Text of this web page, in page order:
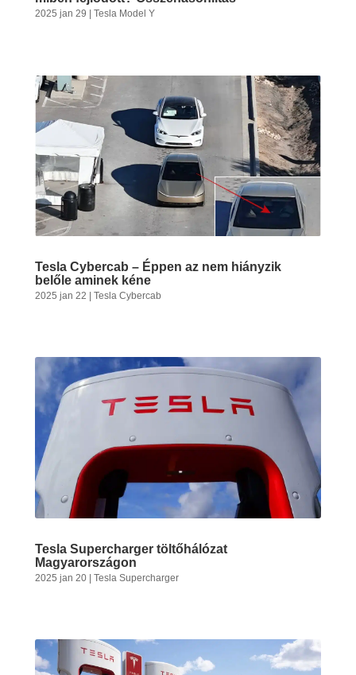
2025 jan 29 Tesla Model Y
Tesla Cybercab – Éppen az nem hiányzik
belőle aminek kéne
2025 jan 22 Tesla Cybercab
Tesla Supercharger töltőhálózat
Magyarországon
2025 jan 20| Tesla Supercharger